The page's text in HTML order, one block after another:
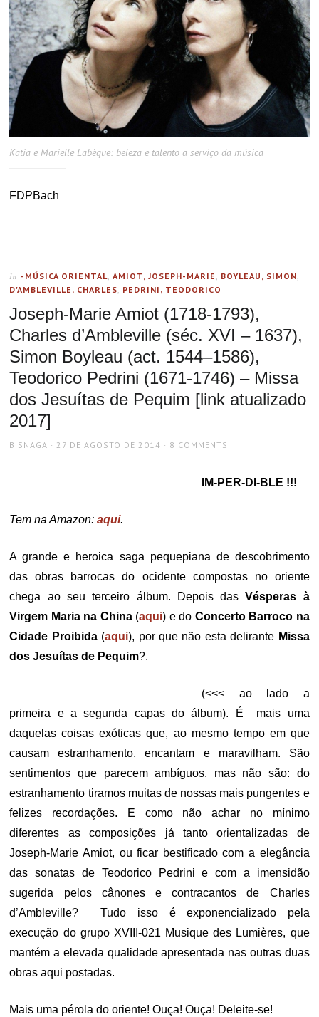
Katia e Marielle Labèque: beleza e talento a serviço da música
FDPBach
In -MÚSICA ORIENTAL,AMIOT, JOSEPH-MARIE , BOYLEAU, SIMON,
D'AMBLEVILLE, CHARLES, PEDRINI, TEODORICO
Joseph-Marie Amiot (1718-1793),
Charles d’Ambleville (séc. XVI – 1637),
Simon Boyleau (act. 1544–1586),
Teodorico Pedrini (1671-1746) – Missa
dos Jesuítas de Pequim [link atualizado
2017]
AUTHOR
BISNAGA
POSTED
27 DE AGOSTO DE 2014 8 COMMENTS
IM-PER-DI-BLE !!!
Tem na Amazon:aqui.
A grande e heroica saga pequepiana de descobrimento
das obras barrocas do ocidente compostas no oriente
chega ao seu terceiro álbum. Depois dasVésperas à
Virgem Maria na China(aqui) e do Concerto Barroco na
Cidade Proibida(aqui), por que não esta delirante Missa
dos Jesuítas de Pequim?.
(<<< ao lado a
primeira e a segunda capas do álbum). É mais uma
daquelas coisas exóticas que, ao mesmo tempo em que
causam estranhamento, encantam e maravilham. São
sentimentos que parecem ambíguos, mas não são: do
estranhamento tiramos muitas de nossas mais pungentes e
felizes recordações. E como não achar no mínimo
diferentes as composições já tanto orientalizadas de
Joseph-Marie Amiot, ou ficar bestificado com a elegância
das sonatas de Teodorico Pedrini e com a imensidão
sugerida pelos cânones e contracantos de Charles
d’Ambleville? Tudo isso é exponencializado pela
execução do grupo XVIII-021 Musique des Lumières, que
mantém a elevada qualidade apresentada nas outras duas
obras aqui postadas.
Mais uma pérola do oriente! Ouça! Ouça! Deleite-se!